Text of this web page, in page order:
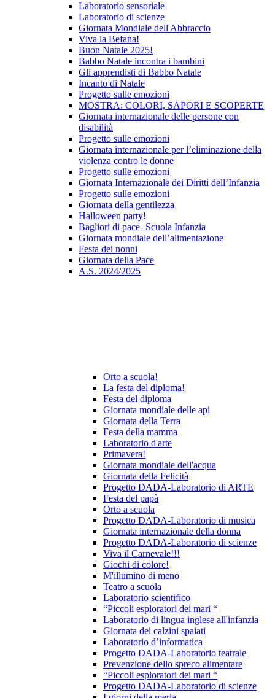
Laboratorio sensoriale
Laboratorio di scienze
Giornata Mondiale dell'Abbraccio
Viva la Befana!
Buon Natale 2025!
Babbo Natale incontra i bambini
Gli apprendisti di Babbo Natale
Incanto di Natale
Progetto sulle emozioni
MOSTRA: COLORI, SAPORI E SCOPERTE
Giornata internazionale delle persone con
disabilità
Progetto sulle emozioni
Giornata internazionale per l’eliminazione della
violenza contro le donne
Progetto sulle emozioni
Giornata Internazionale dei Diritti dell’Infanzia
Progetto sulle emozioni
Giornata della gentilezza
Halloween party!
Bagliori di pace- Scuola Infanzia
Giornata mondiale dell’alimentazione
Festa dei nonni
Giornata della Pace
A.S. 2024/2025
Orto a scuola!
La festa del diploma!
Festa del diploma
Giornata mondiale delle api
Giornata della Terra
Festa della mamma
Laboratorio d'arte
Primavera!
Giornata mondiale dell'acqua
Giornata della Felicità
Progetto DADA-Laboratorio di ARTE
Festa del papà
Orto a scuola
Progetto DADA-Laboratorio di musica
Giornata internazionale della donna
Progetto DADA-Laboratorio di scienze
Viva il Carnevale!!!
Giochi di colore!
M'illumino di meno
Teatro a scuola
Laboratorio scientifico
“Piccoli esploratori dei mari “
Laboratorio di lingua inglese all'infanzia
Giornata dei calzini spaiati
Laboratorio d’informatica
Progetto DADA-Laboratorio teatrale
Prevenzione dello spreco alimentare
“Piccoli esploratori dei mari “
Progetto DADA-Laboratorio di scienze